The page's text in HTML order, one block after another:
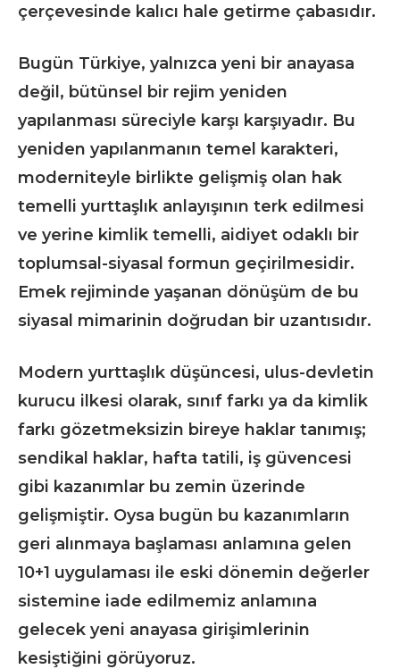
çerçevesinde kalıcı hale getirme çabasıdır.
Bugün Türkiye, yalnızca yeni bir anayasa
değil, bütünsel bir rejim yeniden
yapılanması süreciyle karşı karşıyadır. Bu
yeniden yapılanmanın temel karakteri,
moderniteyle birlikte gelişmiş olan hak
temelli yurttaşlık anlayışının terk edilmesi
ve yerine kimlik temelli, aidiyet odaklı bir
toplumsal-siyasal formun geçirilmesidir.
Emek rejiminde yaşanan dönüşüm de bu
siyasal mimarinin doğrudan bir uzantısıdır.
Modern yurttaşlık düşüncesi, ulus-devletin
kurucu ilkesi olarak, sınıf farkı ya da kimlik
farkı gözetmeksizin bireye haklar tanımış;
sendikal haklar, hafta tatili, iş güvencesi
gibi kazanımlar bu zemin üzerinde
gelişmiştir. Oysa bugün bu kazanımların
geri alınmaya başlaması anlamına gelen
10+1 uygulaması ile eski dönemin değerler
sistemine iade edilmemiz anlamına
gelecek yeni anayasa girişimlerinin
kesiştiğini görüyoruz.